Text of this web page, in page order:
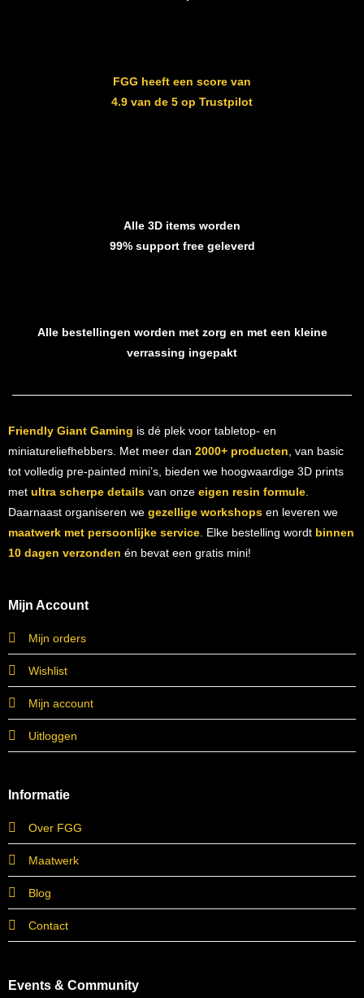
FGG heeft een score van
4.9 van de 5 op Trustpilot
Alle 3D items worden
99% support free geleverd
Alle bestellingen worden met zorg en met een kleine
verrassing ingepakt
Friendly Giant Gaming is dé plek voor tabletop- en
miniatureliefhebbers. Met meer dan 2000+ producten , van basic
tot volledig pre-painted mini’s, bieden we hoogwaardige 3D prints
met ultra scherpe detailsvan onze eigen resin formule.
Daarnaast organiseren we gezellige workshopsen leveren we
maatwerk met persoonlijke service. Elke bestelling wordt binnen
10 dagen verzonden én bevat een gratis mini!
Mijn Account
Mijn orders
Wishlist
Mijn account
Uitloggen
Informatie
Over FGG
Maatwerk
Blog
Contact
Events & Community